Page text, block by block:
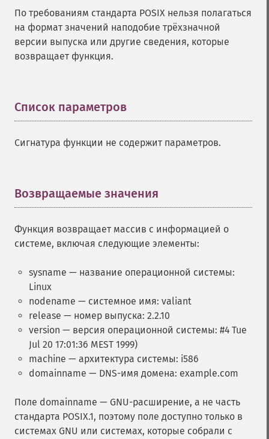
По требованиям стандарта POSIX нельзя полагаться
на формат значений наподобие трёхзначной
версии выпуска или другие сведения, которые
возвращает функция.
Список параметров
Сигнатура функции не содержит параметров.
Возвращаемые значения
Функция возвращает массив с информацией о
системе, включая следующие элементы:
sysname — название операционной системы:
Linux
nodename — системное имя: valiant
release — номер выпуска: 2.2.10
version — версия операционной системы: #4 Tue
Jul 20 17:01:36 MEST 1999)
machine — архитектура системы: i586
domainname — DNS-имя домена: example.com
Поле domainname — GNU-расширение, а не часть
стандарта POSIX.1, поэтому поле доступно только в
системах GNU или системах, которые собрали с